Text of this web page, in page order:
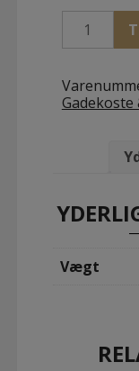
Gadekost
staldkost
x
5cm
plantefibre
Olieret
bøgetræ
Gadekoste
Vægt